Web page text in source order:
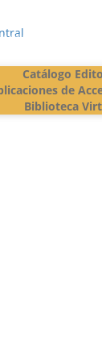
Catálogo
de
Biblioteca